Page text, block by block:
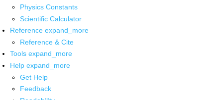
Physics Constants
Scientific Calculator
Reference expand_more
Reference & Cite
Tools expand_more
Help expand_more
Get Help
Feedback